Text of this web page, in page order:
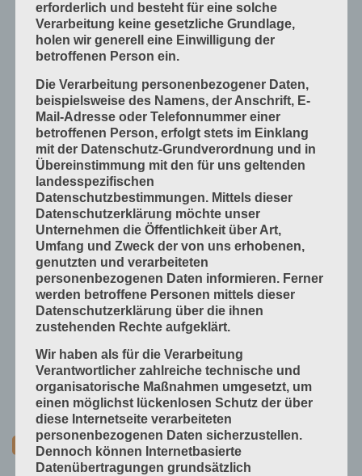
Mess- und Prüfverfahren
Offsetdruckmaschinen
Prozess-Standards in Druckverfahren
Verfahrenstechniken
Werkstoffe und Druckmaterialien
Druckverarbeitung
Arbeitsabläufe im Betrieb
Bogen falzen
Bogen schneiden
Einbandmaterialien
Papier, Karton, Pappe, Kunststoffe
Produkte fügen
Produkte handwerklich herstellen
Produkte industriell herstellen
Technische Grundlagen
Verfahrenstechniken
Vorprodukte und Produktdaten
erforderlich und besteht für eine solche
Verarbeitung keine gesetzliche Grundlage,
holen wir generell eine Einwilligung der
betroffenen Person ein.
Die Verarbeitung personenbezogener Daten,
beispielsweise des Namens, der Anschrift, E-
Mail-Adresse oder Telefonnummer einer
betroffenen Person, erfolgt stets im Einklang
mit der Datenschutz-Grundverordnung und in
Übereinstimmung mit den für uns geltenden
landesspezifischen
Datenschutzbestimmungen. Mittels dieser
Datenschutzerklärung möchte unser
Unternehmen die Öffentlichkeit über Art,
Umfang und Zweck der von uns erhobenen,
genutzten und verarbeiteten
personenbezogenen Daten informieren. Ferner
werden betroffene Personen mittels dieser
Datenschutzerklärung über die ihnen
zustehenden Rechte aufgeklärt.
Wir haben als für die Verarbeitung
Verantwortlicher zahlreiche technische und
organisatorische Maßnahmen umgesetzt, um
einen möglichst lückenlosen Schutz der über
diese Internetseite verarbeiteten
personenbezogenen Daten sicherzustellen.
Dennoch können Internetbasierte
Datenübertragungen grundsätzlich